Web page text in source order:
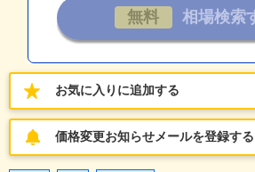
お気に入りに追加する
価格変更お知らせメールを登録する